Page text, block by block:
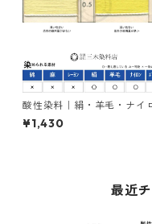
酸性染料｜絹・羊毛・ナイ
ンを染める｜20g｜カヤノー
ルミーリングエロー5GW（
¥1,430
最近